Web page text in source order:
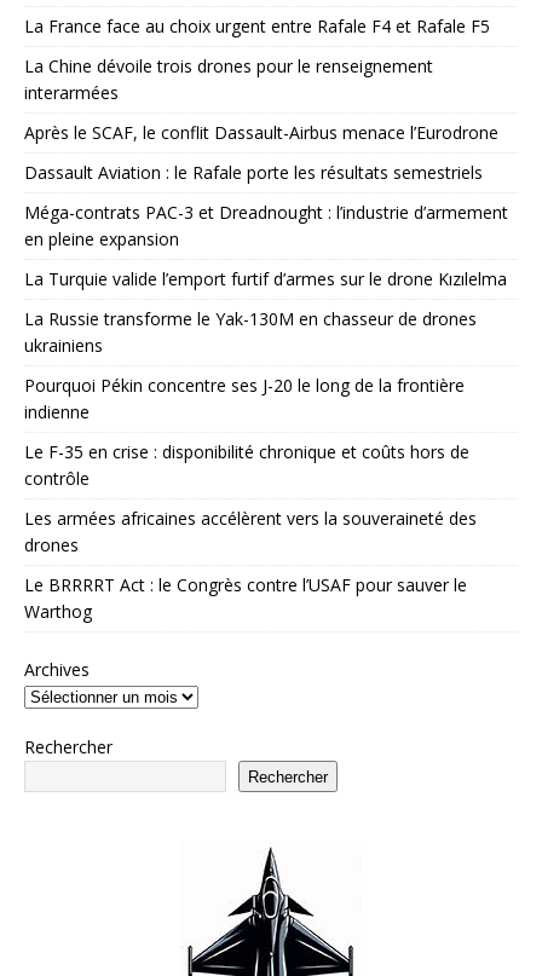
La France face au choix urgent entre Rafale F4 et Rafale F5
La Chine dévoile trois drones pour le renseignement
interarmées
Après le SCAF, le conflit Dassault-Airbus menace l’Eurodrone
Dassault Aviation : le Rafale porte les résultats semestriels
Méga-contrats PAC-3 et Dreadnought : l’industrie d’armement
en pleine expansion
La Turquie valide l’emport furtif d’armes sur le drone Kızılelma
La Russie transforme le Yak-130M en chasseur de drones
ukrainiens
Pourquoi Pékin concentre ses J-20 le long de la frontière
indienne
Le F-35 en crise : disponibilité chronique et coûts hors de
contrôle
Les armées africaines accélèrent vers la souveraineté des
drones
Le BRRRRT Act : le Congrès contre l’USAF pour sauver le
Warthog
Archives
Rechercher
Rechercher